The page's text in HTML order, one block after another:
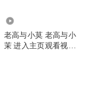
老高与小莫 老高与小
茉 进入主页观看视频